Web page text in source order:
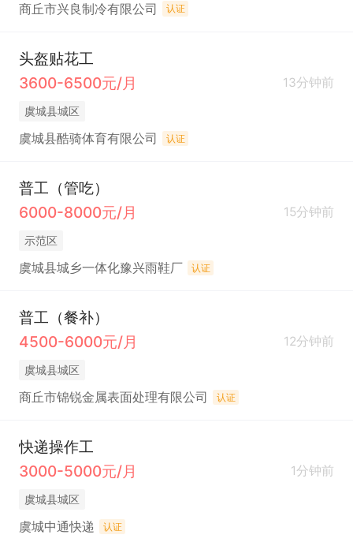
商丘市兴良制冷有限公司 认证
头盔贴花工
3600-6500元/月
13分钟前
虞城县城区
虞城县酷骑体育有限公司 认证
普工（管吃）
6000-8000元/月
15分钟前
示范区
虞城县城乡一体化豫兴雨鞋厂 认证
普工（餐补）
4500-6000元/月
12分钟前
虞城县城区
商丘市锦锐金属表面处理有限公司 认证
快递操作工
3000-5000元/月
1分钟前
虞城县城区
虞城中通快递 认证